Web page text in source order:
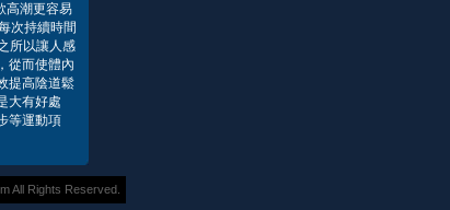
高潮更容易
次持續時間
所以讓人感
從而使體內
提高陰道鬆
大有好處
等運動項
All Rights Reserved.